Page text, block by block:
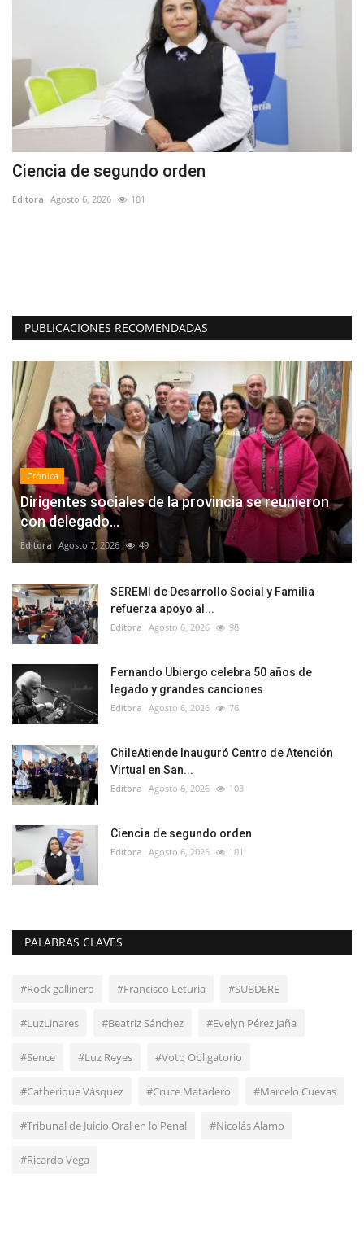
Ciencia de segundo orden
Editora Agosto 6, 2026 101
PUBLICACIONES RECOMENDADAS
Crónica
Dirigentes sociales de la provincia se reunieron
con delegado...
Editora Agosto 7, 2026 49
SEREMI de Desarrollo Social y Familia
refuerza apoyo al...
Editora Agosto 6, 2026 98
Fernando Ubiergo celebra 50 años de
legado y grandes canciones
Editora Agosto 6, 2026 76
ChileAtiende Inauguró Centro de Atención
Virtual en San...
Editora Agosto 6, 2026 103
Ciencia de segundo orden
Editora Agosto 6, 2026 101
PALABRAS CLAVES
#Rock gallinero #Francisco Leturia #SUBDERE
#LuzLinares #Beatriz Sánchez #Evelyn Pérez Jaña
#Sence #Luz Reyes #Voto Obligatorio
#Catherique Vásquez #Cruce Matadero #Marcelo Cuevas
#Tribunal de Juicio Oral en lo Penal #Nicolás Alamo
#Ricardo Vega